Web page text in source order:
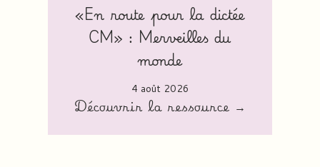
«En route pour la dictée
CM» : Merveilles du
monde
4 août 2026
Découvrir la ressource →